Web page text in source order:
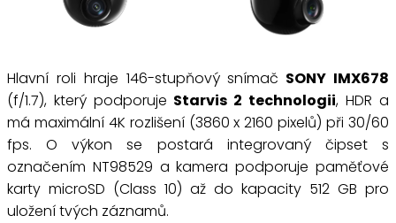
Hlavní roli hraje 146-stupňový snímač SONY IMX678
(f/1.7), který podporuje Starvis 2 technologii, HDR a
má maximální 4K rozlišení (3860 x 2160 pixelů) při 30/60
fps. O výkon se postará integrovaný čipset s
označením NT98529 a kamera podporuje paměťové
karty microSD (Class 10) až do kapacity 512 GB pro
uložení tvých záznamů.